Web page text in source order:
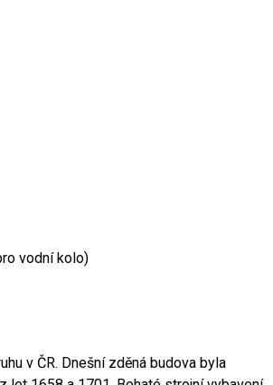
vodní kolo)
v ČR. Dnešní zděná budova byla